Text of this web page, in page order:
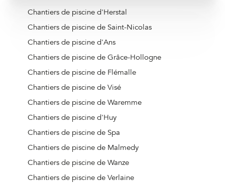
Chantiers de piscine d'Herstal
Chantiers de piscine de Saint-Nicolas
Chantiers de piscine d'Ans
Chantiers de piscine de Grâce-Hollogne
Chantiers de piscine de Flémalle
Chantiers de piscine de Visé
Chantiers de piscine de Waremme
Chantiers de piscine d'Huy
Chantiers de piscine de Spa
Chantiers de piscine de Malmedy
Chantiers de piscine de Wanze
Chantiers de piscine de Verlaine